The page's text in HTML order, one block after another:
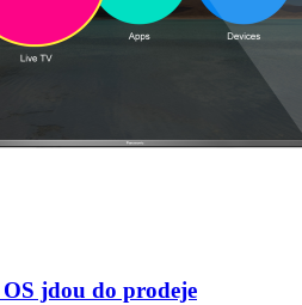
jdou do prodeje